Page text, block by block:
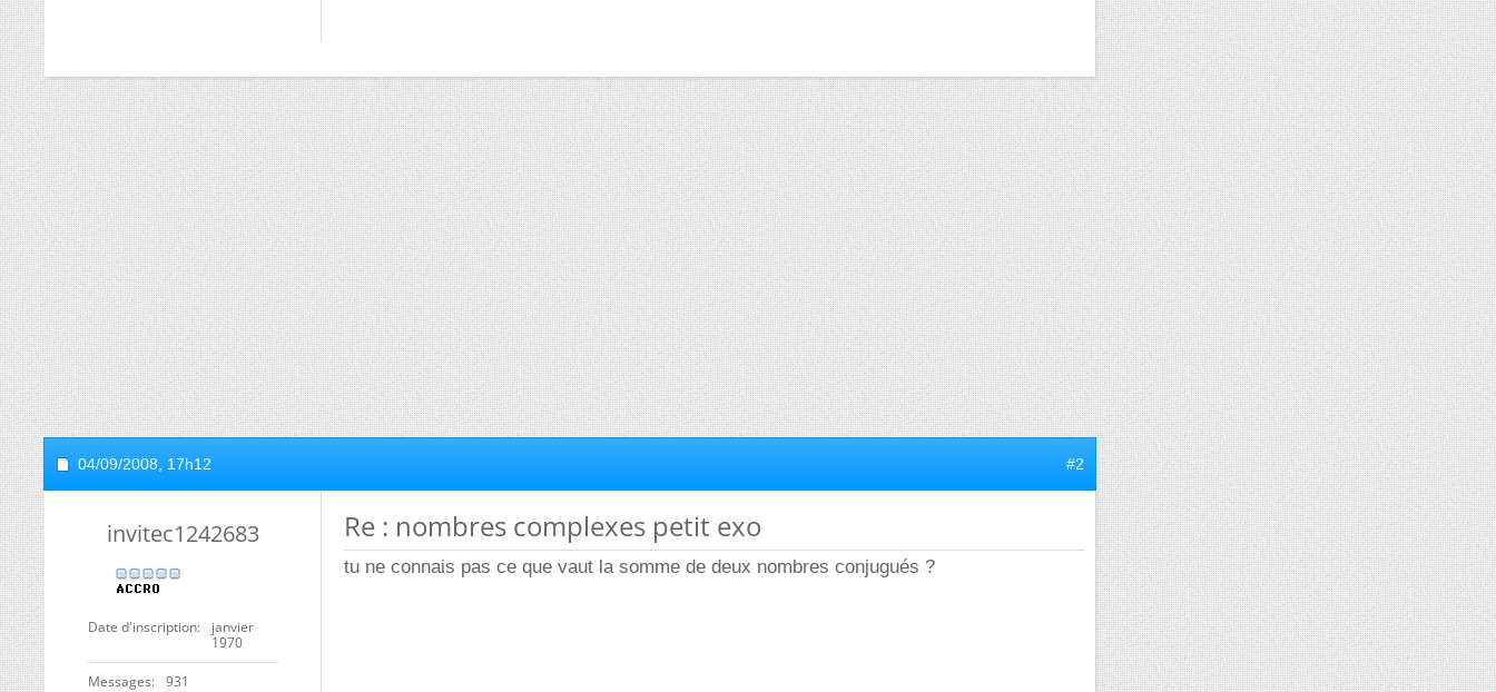
04/09/2008, 17h12 #2
invitec1242683
Date d'inscription
janvier
1970
Messages 931
Re : nombres complexes petit exo
tu ne connais pas ce que vaut la somme de deux nombres conjugués ?